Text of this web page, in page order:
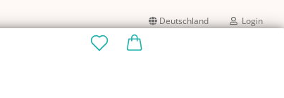
Deutschland Login